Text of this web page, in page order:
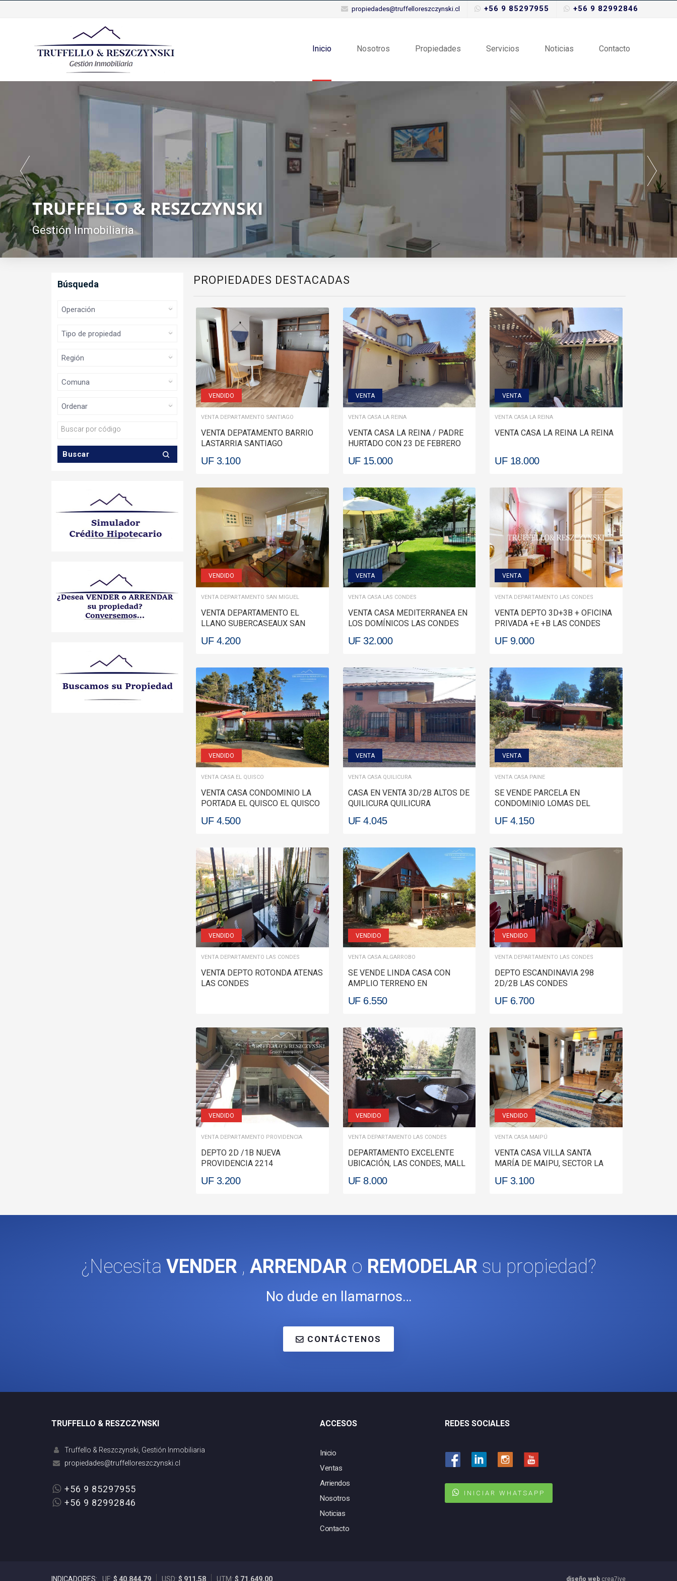
propiedades@truffelloreszczynski.cl +56 9 85297955 +56 9 82992846
Inicio Nosotros Propiedades Servicios Noticias Contacto
TRUFFELLO & RESZCZYNSKI
Gestión Inmobiliaria
Búsqueda PROPIEDADES DESTACADAS
VENDIDO
VENTA DEPARTAMENTO SANTIAGO
VENTA DEPATAMENTO BARRIO
LASTARRIA SANTIAGO
UF 3.100
VENTA
VENTA CASA LA REINA
VENTA CASA LA REINA / PADRE
HURTADO CON 23 DE FEBRERO
UF 15.000
VENTA
VENTA CASA LA REINA
VENTA CASA LA REINA LA REINA
UF 18.000
VENDIDO
VENTA DEPARTAMENTO SAN MIGUEL
VENTA DEPARTAMENTO EL
LLANO SUBERCASEAUX SAN
UF 4.200
VENTA
VENTA CASA LAS CONDES
VENTA CASA MEDITERRANEA EN
LOS DOMÍNICOS LAS CONDES
UF 32.000
VENTA
VENTA DEPARTAMENTO LAS CONDES
VENTA DEPTO 3D+3B + OFICINA
PRIVADA +E +B LAS CONDES
UF 9.000
VENDIDO
VENTA CASA EL QUISCO
VENTA CASA CONDOMINIO LA
PORTADA EL QUISCO EL QUISCO
UF 4.500
VENTA
VENTA CASA QUILICURA
CASA EN VENTA 3D/2B ALTOS DE
QUILICURA QUILICURA
UF 4.045
VENTA
VENTA CASA PAINE
SE VENDE PARCELA EN
CONDOMINIO LOMAS DEL
UF 4.150
VENDIDO
VENTA DEPARTAMENTO LAS CONDES
VENTA DEPTO ROTONDA ATENAS
LAS CONDES
VENDIDO
VENTA CASA ALGARROBO
SE VENDE LINDA CASA CON
AMPLIO TERRENO EN
UF 6.550
VENDIDO
VENTA DEPARTAMENTO LAS CONDES
DEPTO ESCANDINAVIA 298
2D/2B LAS CONDES
UF 6.700
VENDIDO
VENTA DEPARTAMENTO PROVIDENCIA
DEPTO 2D /1B NUEVA
PROVIDENCIA 2214
UF 3.200
VENDIDO
VENTA DEPARTAMENTO LAS CONDES
DEPARTAMENTO EXCELENTE
UBICACIÓN, LAS CONDES, MALL
UF 8.000
VENDIDO
VENTA CASA MAIPÚ
VENTA CASA VILLA SANTA
MARÍA DE MAIPU, SECTOR LA
UF 3.100
¿Necesita VENDER , ARRENDAR o REMODELAR su propiedad?
No dude en llamarnos…
CONTÁCTENOS
TRUFFELLO & RESZCZYNSKI
Truffello & Reszczynski, Gestión Inmobiliaria
+56 9 85297955
+56 9 82992846
ACCESOS
Inicio
Ventas
Arriendos
Nosotros
Noticias
Contacto
REDES SOCIALES
INICIAR WHATSAPP
INDICADORES: UF: $ 40.844,79 USD: $ 911,58 UTM: $ 71.649,00 diseño web crea7ive